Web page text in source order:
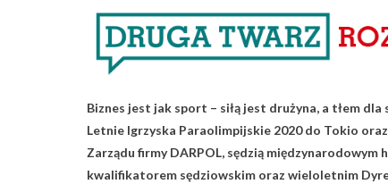
Biznes jest jak sport – siłą jest drużyna, a tłem
Letnie Igrzyska Paraolimpijskie 2020 do Tokio
Zarządu firmy DARPOL, sędzią
kwalifikatorem sędziowskim oraz wieloletnim